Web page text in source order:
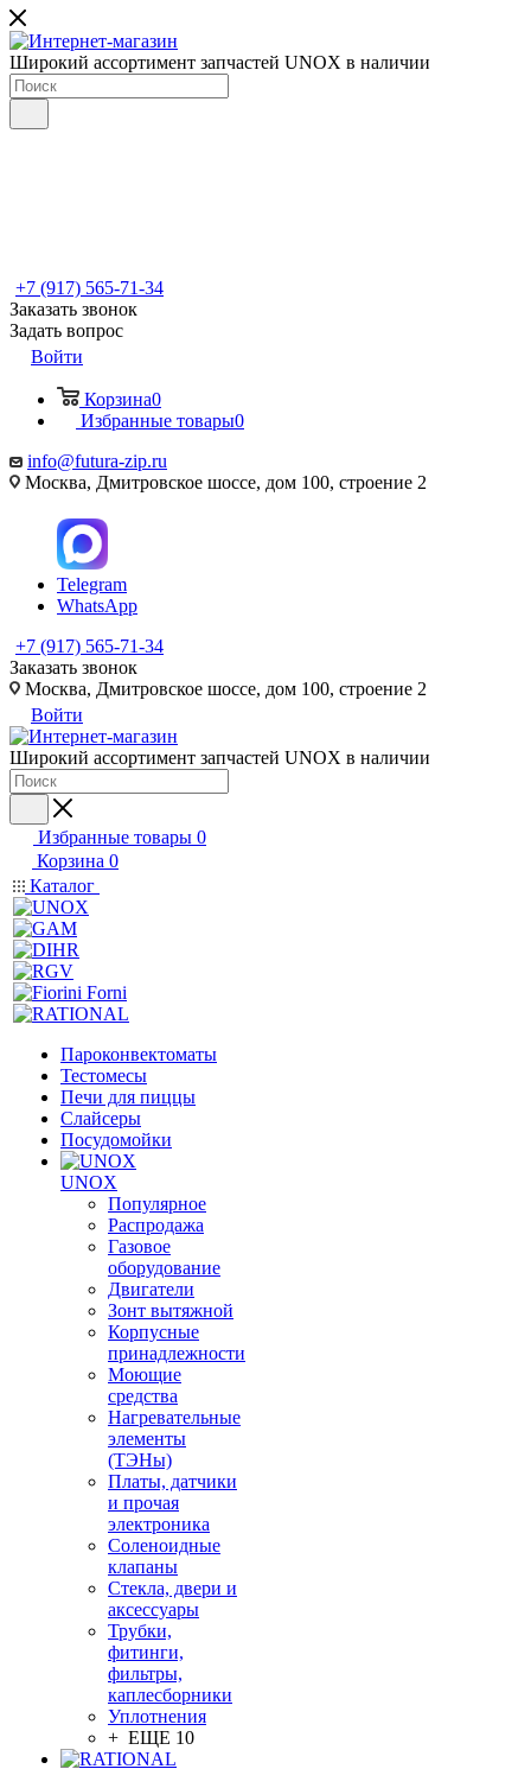
Широкий ассортимент запчастей UNOX в наличии
+7 (917) 565-71-34
Заказать звонок
Задать вопрос
Войти
Корзина0
Избранные товары0
info@futura-zip.ru
Москва, Дмитровское шоссе, дом 100, строение 2
Telegram
WhatsApp
+7 (917) 565-71-34
Заказать звонок
Москва, Дмитровское шоссе, дом 100, строение 2
Войти
Широкий ассортимент запчастей UNOX в наличии
Избранные товары 0
Корзина 0
Каталог
Пароконвектоматы
Тестомесы
Печи для пиццы
Слайсеры
Посудомойки
UNOX
Популярное
Распродажа
Газовое
оборудование
Двигатели
Зонт вытяжной
Корпусные
принадлежности
Моющие
средства
Нагревательные
элементы
(ТЭНы)
Платы, датчики
и прочая
электроника
Соленоидные
клапаны
Стекла, двери и
аксессуары
Трубки,
фитинги,
фильтры,
каплесборники
Уплотнения
+ ЕЩЕ 10